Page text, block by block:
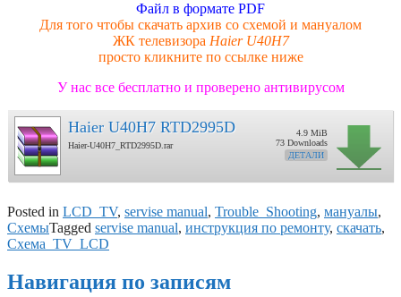
Файл в формате PDF
Для того чтобы скачать архив со схемой и мануалом
ЖК телевизора Haier U40H7
просто кликните по ссылке ниже
У нас все бесплатно и проверено антивирусом
Haier U40H7 RTD2995D
Haier-U40H7_RTD2995D.rar
4.9 MiB
73 Downloads
ДЕТАЛИ
Posted in LCD_TV, servise manual, Trouble_Shooting, мануалы,
СхемыTagged servise manual, инструкция по ремонту, скачать,
Схема_TV_LCD
Навигация по записям